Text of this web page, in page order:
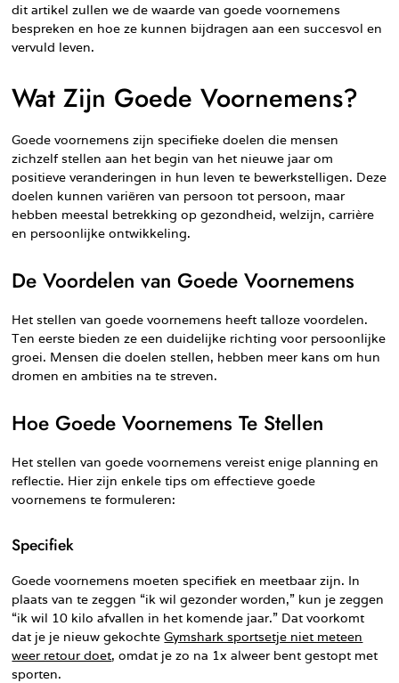
dit artikel zullen we de waarde van goede voornemens
bespreken en hoe ze kunnen bijdragen aan een succesvol en
vervuld leven.
Wat Zijn Goede Voornemens?
Goede voornemens zijn specifieke doelen die mensen
zichzelf stellen aan het begin van het nieuwe jaar om
positieve veranderingen in hun leven te bewerkstelligen. Deze
doelen kunnen variëren van persoon tot persoon, maar
hebben meestal betrekking op gezondheid, welzijn, carrière
en persoonlijke ontwikkeling.
De Voordelen van Goede Voornemens
Het stellen van goede voornemens heeft talloze voordelen.
Ten eerste bieden ze een duidelijke richting voor persoonlijke
groei. Mensen die doelen stellen, hebben meer kans om hun
dromen en ambities na te streven.
Hoe Goede Voornemens Te Stellen
Het stellen van goede voornemens vereist enige planning en
reflectie. Hier zijn enkele tips om effectieve goede
voornemens te formuleren:
Specifiek
Goede voornemens moeten specifiek en meetbaar zijn. In
plaats van te zeggen “ik wil gezonder worden,” kun je zeggen
“ik wil 10 kilo afvallen in het komende jaar.” Dat voorkomt
dat je je nieuw gekochteGymshark sportsetje niet meteen
weer retour doet, omdat je zo na 1x alweer bent gestopt met
sporten.